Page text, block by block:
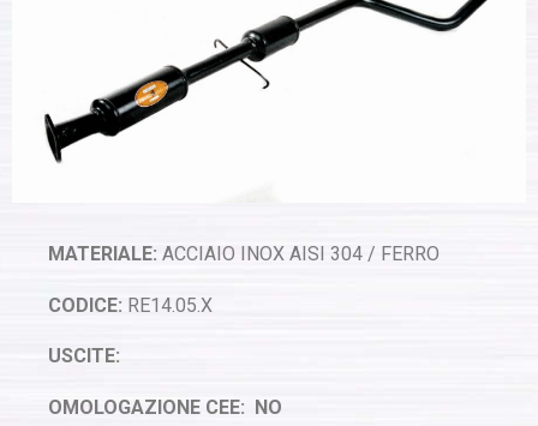
MATERIALE: ACCIAIO INOX AISI 304 / FERRO
CODICE: RE14.05.X
USCITE:
OMOLOGAZIONE CEE: NO